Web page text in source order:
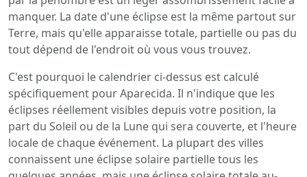
manquer. La date d'une éclipse est la même partout sur
Terre, mais qu'elle apparaisse totale, partielle ou pas du
tout dépend de l'endroit où vous vous trouvez.
C'est pourquoi le calendrier ci-dessus est calculé
spécifiquement pour Aparecida. Il n'indique que les
éclipses réellement visibles depuis votre position, la
part du Soleil ou de la Lune qui sera couverte, et l'heure
locale de chaque événement. La plupart des villes
connaissent une éclipse solaire partielle tous les